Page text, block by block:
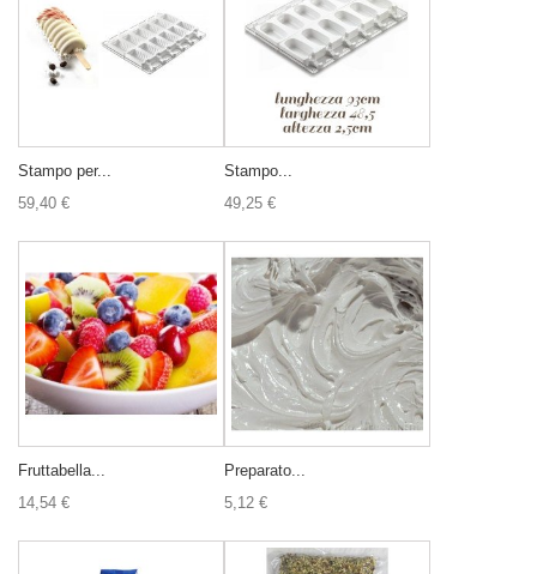
Stampo per...
59,40 €
Stampo...
49,25 €
Fruttabella...
14,54 €
Preparato...
5,12 €